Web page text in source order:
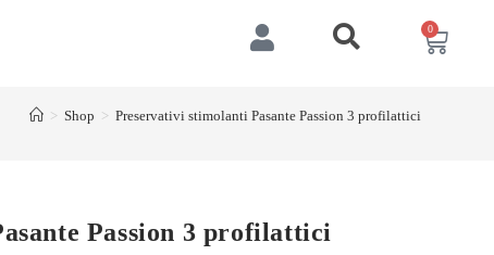
0
> Shop > Preservativi stimolanti Pasante Passion 3 profilattici
Passion 3 profilattici